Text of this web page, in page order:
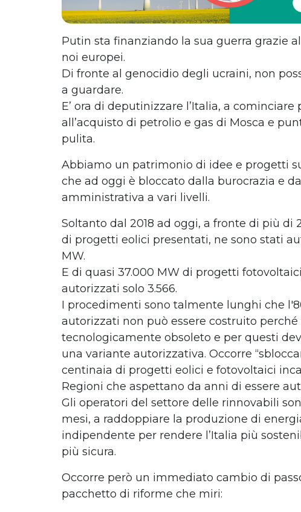
Putin sta finanziando la sua guerra grazie
noi europei.
Di fronte al genocidio degli ucraini, non
a guardare.
E’ ora di deputinizzare l’Italia, a
all’acquisto di petrolio e gas di Mosca e
pulita.
Abbiamo un patrimonio di idee e progetti
che ad oggi è bloccato dalla burocrazia e
amministrativa a vari livelli.
Soltanto dal 2018 ad oggi, a fronte di più di
di progetti eolici presentati, ne sono stati
MW.
E di quasi 37.000 MW di progetti
autorizzati solo 3.566.
I procedimenti sono talmente lunghi che
autorizzati non può essere costruito perché
tecnologicamente obsoleto e per questi
una variante autorizzativa. Occorre
centinaia di progetti eolici e fotovoltaici
Regioni che aspettano da anni di essere
Gli operatori del settore delle rinnovabili
mesi, a raddoppiare la produzione di
indipendente per rendere l’Italia più
più sicura.
Occorre però un immediato cambio di
pacchetto di riforme che miri: